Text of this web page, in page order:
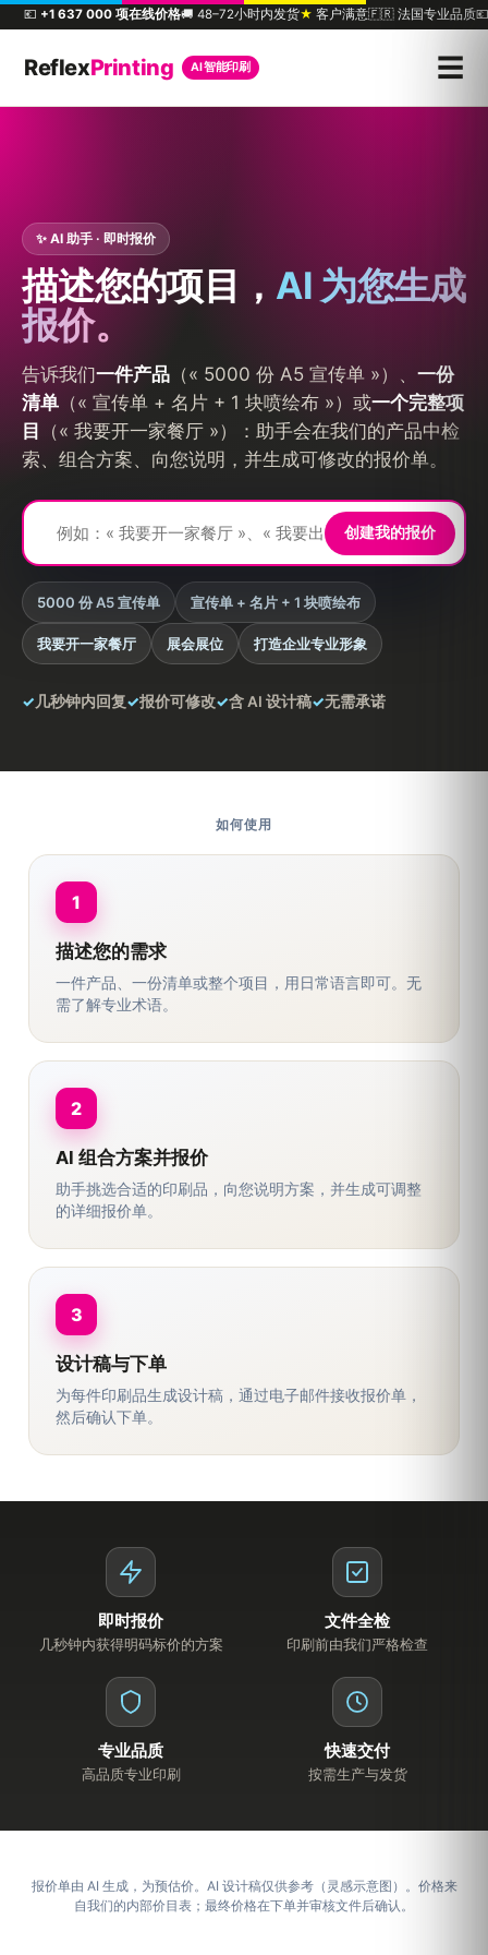
💶 +1 637 000 项在线价格🚚 48–72小时内发货★ 客户满意🇫🇷 法国专业品质
ReflexPrinting AI 智能印刷 ☰
✨ AI 助手 · 即时报价
描述您的项目， AI 为您生成
报价。
告诉我们一件产品 （« 5000 份 A5 宣传单 »）、 一份
清单 （« 宣传单 + 名片 + 1 块喷绘布 »）或一个完整项
目
（« 我要开一家餐厅 »）：助手会在我们的产品中检
索、组合方案、向您说明，并生成可修改的报价单。
创建我的报价
5000 份 A5 宣传单 宣传单 + 名片 + 1 块喷绘布
我要开一家餐厅 展会展位 打造企业专业形象
✓ 几秒钟内回复✓报价可修改✓含 AI 设计稿✓无需承诺
如何使用
1
描述您的需求
一件产品、一份清单或整个项目，用日常语言即可。无
需了解专业术语。
2
AI 组合方案并报价
助手挑选合适的印刷品，向您说明方案，并生成可调整
的详细报价单。
3
设计稿与下单
为每件印刷品生成设计稿，通过电子邮件接收报价单，
然后确认下单。
即时报价
几秒钟内获得明码标价的方案
文件全检
印刷前由我们严格检查
专业品质
高品质专业印刷
快速交付
按需生产与发货
报价单由 AI 生成，为预估价。AI 设计稿仅供参考（灵感示意图）。价格来
自我们的内部价目表；最终价格在下单并审核文件后确认。